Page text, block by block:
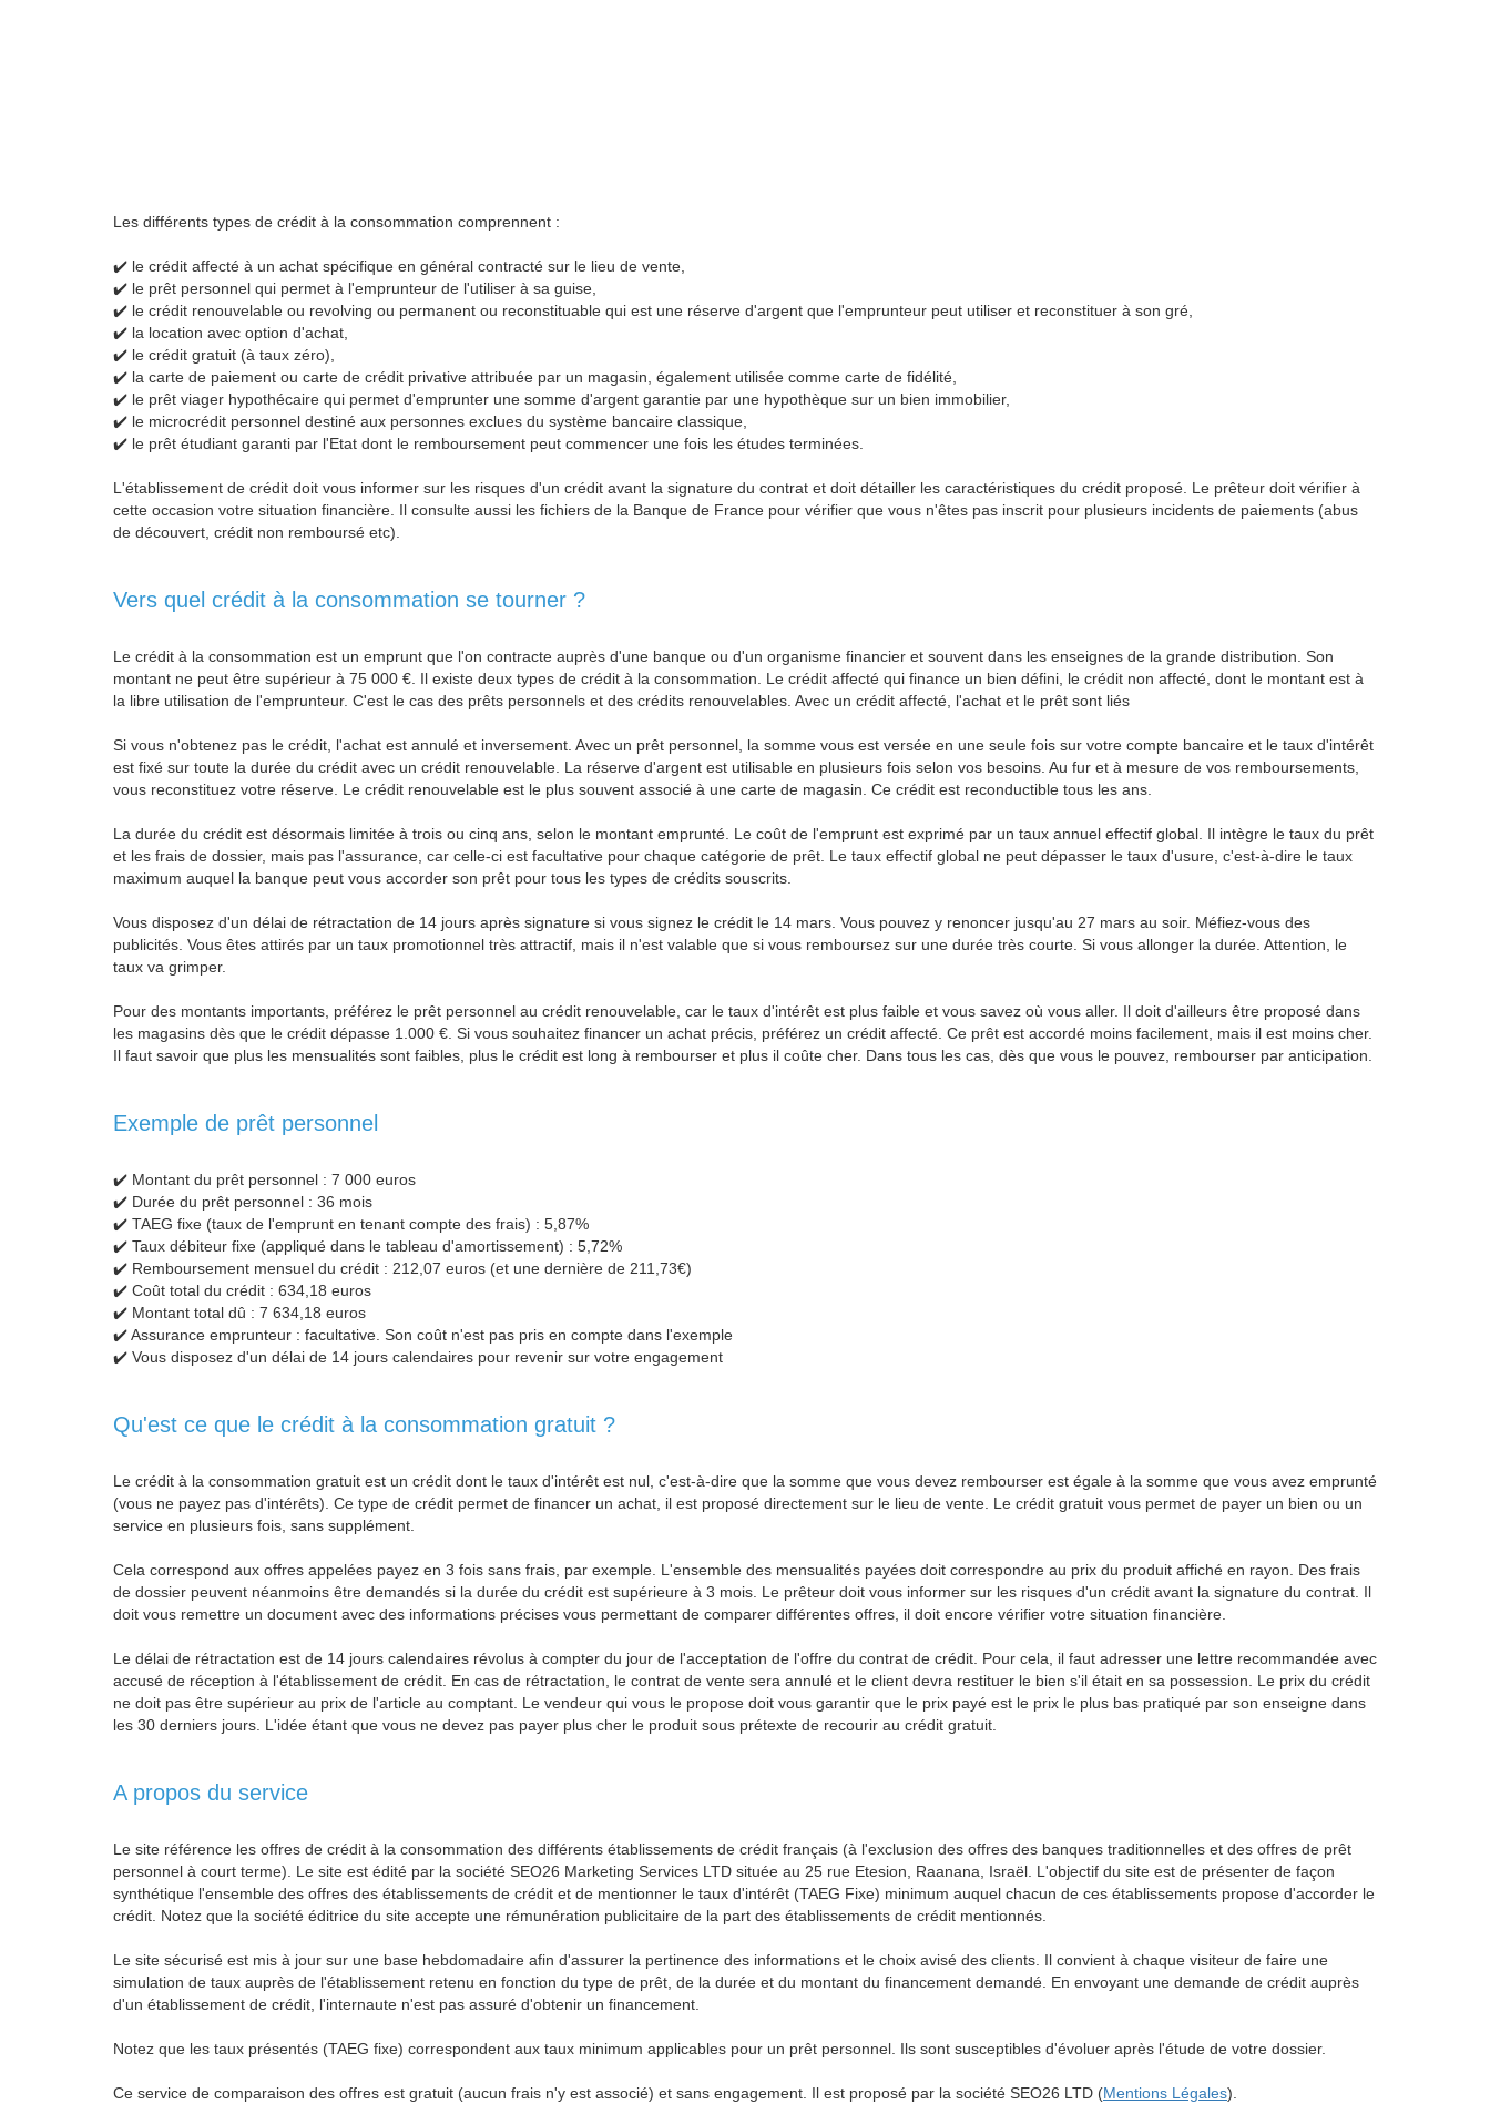
Les différents types de crédit à la consommation comprennent :
✔️ le crédit affecté à un achat spécifique en général contracté sur le lieu de vente,
✔️ le prêt personnel qui permet à l'emprunteur de l'utiliser à sa guise,
✔️ le crédit renouvelable ou revolving ou permanent ou reconstituable qui est une réserve d'argent que l'emprunteur peut utiliser et reconstituer à son gré,
✔️ la location avec option d'achat,
✔️ le crédit gratuit (à taux zéro),
✔️ la carte de paiement ou carte de crédit privative attribuée par un magasin, également utilisée comme carte de fidélité,
✔️ le prêt viager hypothécaire qui permet d'emprunter une somme d'argent garantie par une hypothèque sur un bien immobilier,
✔️ le microcrédit personnel destiné aux personnes exclues du système bancaire classique,
✔️ le prêt étudiant garanti par l'Etat dont le remboursement peut commencer une fois les études terminées.
L'établissement de crédit doit vous informer sur les risques d'un crédit avant la signature du contrat et doit détailler les caractéristiques du crédit proposé. Le prêteur doit vérifier à
cette occasion votre situation financière. Il consulte aussi les fichiers de la Banque de France pour vérifier que vous n'êtes pas inscrit pour plusieurs incidents de paiements (abus
de découvert, crédit non remboursé etc).
Vers quel crédit à la consommation se tourner ?
Le crédit à la consommation est un emprunt que l'on contracte auprès d'une banque ou d'un organisme financier et souvent dans les enseignes de la grande distribution. Son
montant ne peut être supérieur à 75 000 €. Il existe deux types de crédit à la consommation. Le crédit affecté qui finance un bien défini, le crédit non affecté, dont le montant est à
la libre utilisation de l'emprunteur. C'est le cas des prêts personnels et des crédits renouvelables. Avec un crédit affecté, l'achat et le prêt sont liés
Si vous n'obtenez pas le crédit, l'achat est annulé et inversement. Avec un prêt personnel, la somme vous est versée en une seule fois sur votre compte bancaire et le taux d'intérêt
est fixé sur toute la durée du crédit avec un crédit renouvelable. La réserve d'argent est utilisable en plusieurs fois selon vos besoins. Au fur et à mesure de vos remboursements,
vous reconstituez votre réserve. Le crédit renouvelable est le plus souvent associé à une carte de magasin. Ce crédit est reconductible tous les ans.
La durée du crédit est désormais limitée à trois ou cinq ans, selon le montant emprunté. Le coût de l'emprunt est exprimé par un taux annuel effectif global. Il intègre le taux du prêt
et les frais de dossier, mais pas l'assurance, car celle-ci est facultative pour chaque catégorie de prêt. Le taux effectif global ne peut dépasser le taux d'usure, c'est-à-dire le taux
maximum auquel la banque peut vous accorder son prêt pour tous les types de crédits souscrits.
Vous disposez d'un délai de rétractation de 14 jours après signature si vous signez le crédit le 14 mars. Vous pouvez y renoncer jusqu'au 27 mars au soir. Méfiez-vous des
publicités. Vous êtes attirés par un taux promotionnel très attractif, mais il n'est valable que si vous remboursez sur une durée très courte. Si vous allonger la durée. Attention, le
taux va grimper.
Pour des montants importants, préférez le prêt personnel au crédit renouvelable, car le taux d'intérêt est plus faible et vous savez où vous aller. Il doit d'ailleurs être proposé dans
les magasins dès que le crédit dépasse 1.000 €. Si vous souhaitez financer un achat précis, préférez un crédit affecté. Ce prêt est accordé moins facilement, mais il est moins cher.
Il faut savoir que plus les mensualités sont faibles, plus le crédit est long à rembourser et plus il coûte cher. Dans tous les cas, dès que vous le pouvez, rembourser par anticipation.
Exemple de prêt personnel
✔️ Montant du prêt personnel : 7 000 euros
✔️ Durée du prêt personnel : 36 mois
✔️ TAEG fixe (taux de l'emprunt en tenant compte des frais) : 5,87%
✔️ Taux débiteur fixe (appliqué dans le tableau d'amortissement) : 5,72%
✔️ Remboursement mensuel du crédit : 212,07 euros (et une dernière de 211,73€)
✔️ Coût total du crédit : 634,18 euros
✔️ Montant total dû : 7 634,18 euros
✔️ Assurance emprunteur : facultative. Son coût n'est pas pris en compte dans l'exemple
✔️ Vous disposez d'un délai de 14 jours calendaires pour revenir sur votre engagement
Qu'est ce que le crédit à la consommation gratuit ?
Le crédit à la consommation gratuit est un crédit dont le taux d'intérêt est nul, c'est-à-dire que la somme que vous devez rembourser est égale à la somme que vous avez emprunté
(vous ne payez pas d'intérêts). Ce type de crédit permet de financer un achat, il est proposé directement sur le lieu de vente. Le crédit gratuit vous permet de payer un bien ou un
service en plusieurs fois, sans supplément.
Cela correspond aux offres appelées payez en 3 fois sans frais, par exemple. L'ensemble des mensualités payées doit correspondre au prix du produit affiché en rayon. Des frais
de dossier peuvent néanmoins être demandés si la durée du crédit est supérieure à 3 mois. Le prêteur doit vous informer sur les risques d'un crédit avant la signature du contrat. Il
doit vous remettre un document avec des informations précises vous permettant de comparer différentes offres, il doit encore vérifier votre situation financière.
Le délai de rétractation est de 14 jours calendaires révolus à compter du jour de l'acceptation de l'offre du contrat de crédit. Pour cela, il faut adresser une lettre recommandée avec
accusé de réception à l'établissement de crédit. En cas de rétractation, le contrat de vente sera annulé et le client devra restituer le bien s'il était en sa possession. Le prix du crédit
ne doit pas être supérieur au prix de l'article au comptant. Le vendeur qui vous le propose doit vous garantir que le prix payé est le prix le plus bas pratiqué par son enseigne dans
les 30 derniers jours. L'idée étant que vous ne devez pas payer plus cher le produit sous prétexte de recourir au crédit gratuit.
A propos du service
Le site référence les offres de crédit à la consommation des différents établissements de crédit français (à l'exclusion des offres des banques traditionnelles et des offres de prêt
personnel à court terme). Le site est édité par la société SEO26 Marketing Services LTD située au 25 rue Etesion, Raanana, Israël. L'objectif du site est de présenter de façon
synthétique l'ensemble des offres des établissements de crédit et de mentionner le taux d'intérêt (TAEG Fixe) minimum auquel chacun de ces établissements propose d'accorder le
crédit. Notez que la société éditrice du site accepte une rémunération publicitaire de la part des établissements de crédit mentionnés.
Le site sécurisé est mis à jour sur une base hebdomadaire afin d'assurer la pertinence des informations et le choix avisé des clients. Il convient à chaque visiteur de faire une
simulation de taux auprès de l'établissement retenu en fonction du type de prêt, de la durée et du montant du financement demandé. En envoyant une demande de crédit auprès
d'un établissement de crédit, l'internaute n'est pas assuré d'obtenir un financement.
Notez que les taux présentés (TAEG fixe) correspondent aux taux minimum applicables pour un prêt personnel. Ils sont susceptibles d'évoluer après l'étude de votre dossier.
Ce service de comparaison des offres est gratuit (aucun frais n'y est associé) et sans engagement. Il est proposé par la société SEO26 LTD (Mentions Légales).